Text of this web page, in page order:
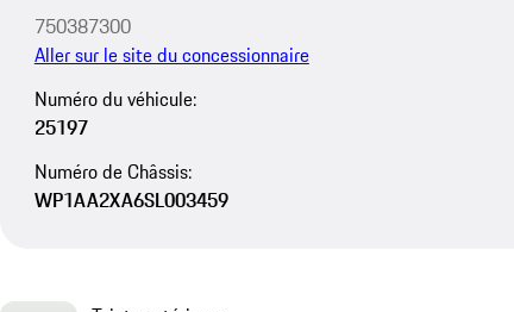
750387300
Aller sur le site du concessionnaire
Numéro du véhicule:
25197
Numéro de Châssis:
WP1AA2XA6SL003459